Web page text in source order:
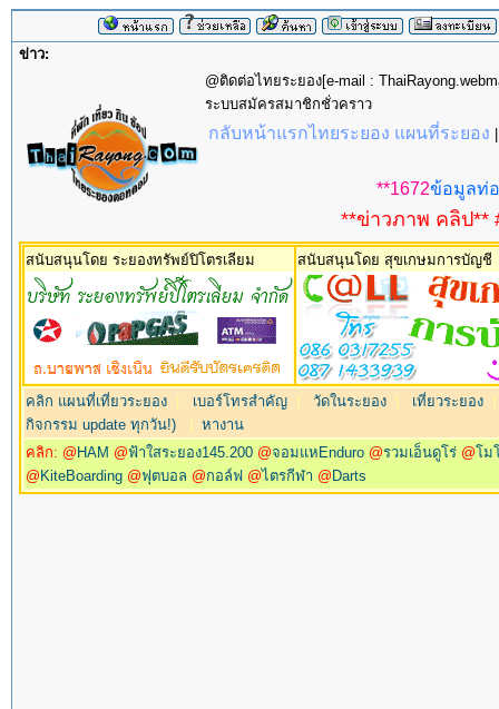
ข่าว:
@ติดต่อไทยระยอง[e-mail :
ระบบสมัครสมาชิกชั่วคราว
กลับหน้าแรกไทยระยอง แผนที่ระยอง
**1672ข้อมูลท่
**ข่าวภาพ คลิป**
สนับสนุนโดย ระยองทรัพย์ปิโตรเลียม สนับสนุนโดย สุขเกษมการบัญชี
คลิก แผนที่เที่ยวระยอง เบอร์โทรสำคัญ วัดในระยอง เที่ยวระยอง
กิจกรรม update ทุกวัน!) |หางาน
คลิก: @ HAM @ฟ้าใสระยอง145.200 @จอมแหEnduro @รวมเอ็นดูโร่ @โม
@ KiteBoarding @ฟุตบอล @กอล์ฟ @ไตรกีฬา @ Darts